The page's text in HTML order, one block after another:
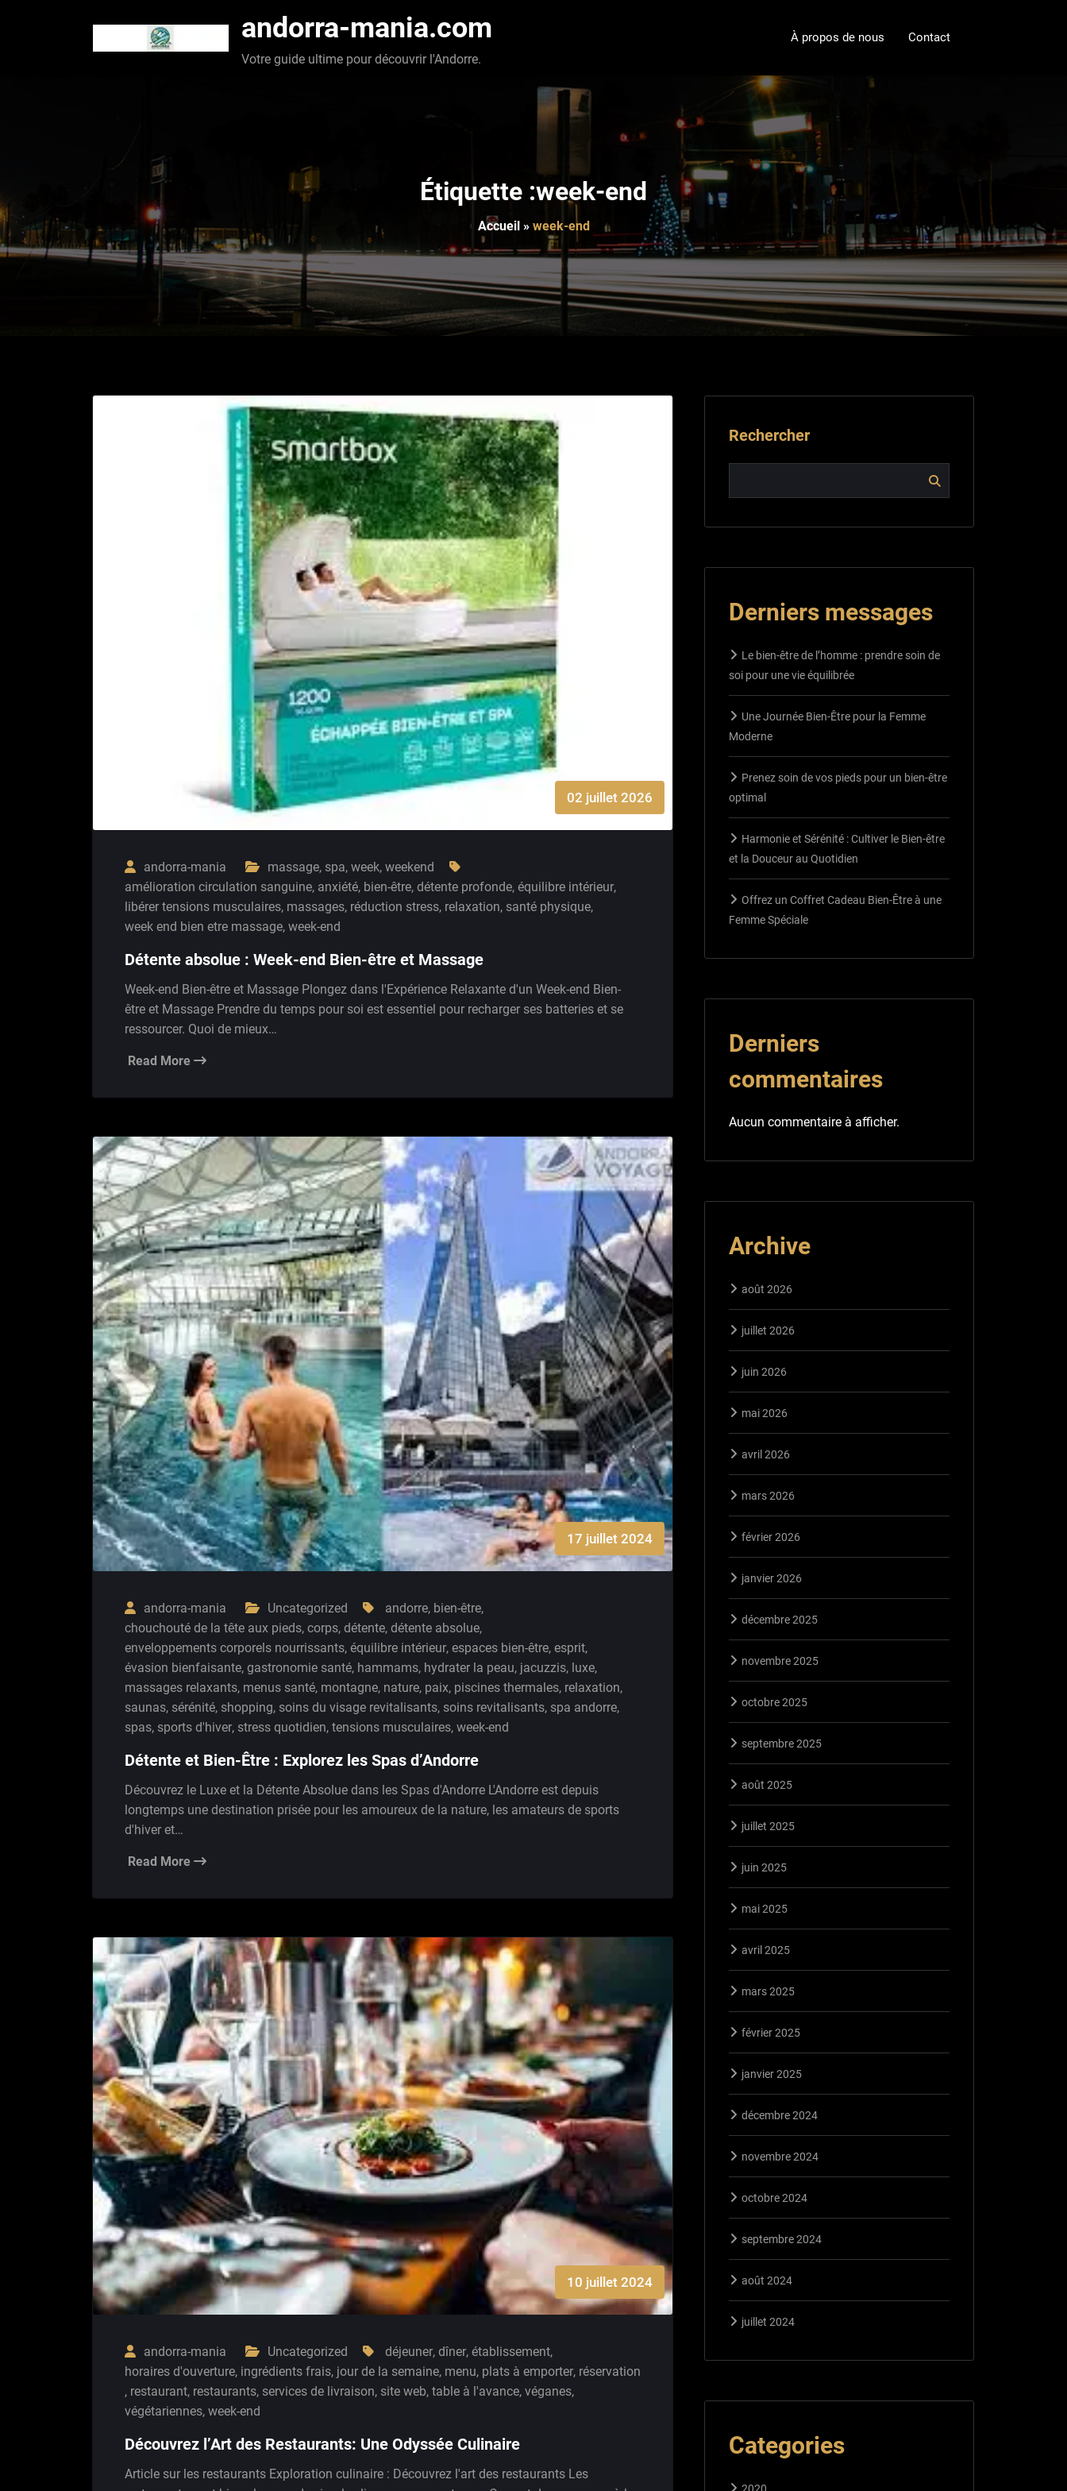
andorra-mania.com
Votre guide ultime pour découvrir l'Andorre.
À propos de nous Contact
Étiquette :week-end
Accueil» week-end
02 juillet 2026
andorra-mania massage, spa, week, weekend
amélioration circulation sanguine, anxiété, bien-être, détente profonde, équilibre intérieur,
libérer tensions musculaires, massages, réduction stress, relaxation, santé physique,
week end bien etre massage, week-end
Détente absolue : Week-end Bien-être et Massage
Week-end Bien-être et Massage Plongez dans l'Expérience Relaxante d'un Week-end Bien-
être et Massage Prendre du temps pour soi est essentiel pour recharger ses batteries et se
ressourcer. Quoi de mieux…
Read More
17 juillet 2024
andorra-mania Uncategorized andorre, bien-être,
chouchouté de la tête aux pieds, corps, détente, détente absolue,
enveloppements corporels nourrissants, équilibre intérieur, espaces bien-être, esprit,
évasion bienfaisante, gastronomie santé, hammams, hydrater la peau, jacuzzis, luxe,
massages relaxants, menus santé, montagne, nature, paix, piscines thermales, relaxation,
saunas, sérénité, shopping, soins du visage revitalisants, soins revitalisants, spa andorre,
spas, sports d'hiver, stress quotidien, tensions musculaires, week-end
Détente et Bien-Être : Explorez les Spas d’Andorre
Découvrez le Luxe et la Détente Absolue dans les Spas d'Andorre L'Andorre est depuis
longtemps une destination prisée pour les amoureux de la nature, les amateurs de sports
d'hiver et…
Read More
10 juillet 2024
andorra-mania Uncategorized déjeuner, dîner, établissement,
horaires d'ouverture, ingrédients frais, jour de la semaine, menu, plats à emporter, réservation
, restaurant, restaurants, services de livraison, site web, table à l'avance, véganes,
végétariennes, week-end
Découvrez l’Art des Restaurants: Une Odyssée Culinaire
Article sur les restaurants Exploration culinaire : Découvrez l'art des restaurants Les
Rechercher
Derniers messages
Le bien-être de l’homme : prendre soin de
soi pour une vie équilibrée
Une Journée Bien-Être pour la Femme
Moderne
Prenez soin de vos pieds pour un bien-être
optimal
Harmonie et Sérénité : Cultiver le Bien-être
et la Douceur au Quotidien
Offrez un Coffret Cadeau Bien-Être à une
Femme Spéciale
Derniers
commentaires
Aucun commentaire à afficher.
Archive
août 2026
juillet 2026
juin 2026
mai 2026
avril 2026
mars 2026
février 2026
janvier 2026
décembre 2025
novembre 2025
octobre 2025
septembre 2025
août 2025
juillet 2025
juin 2025
mai 2025
avril 2025
mars 2025
février 2025
janvier 2025
décembre 2024
novembre 2024
octobre 2024
septembre 2024
août 2024
juillet 2024
Categories
2020